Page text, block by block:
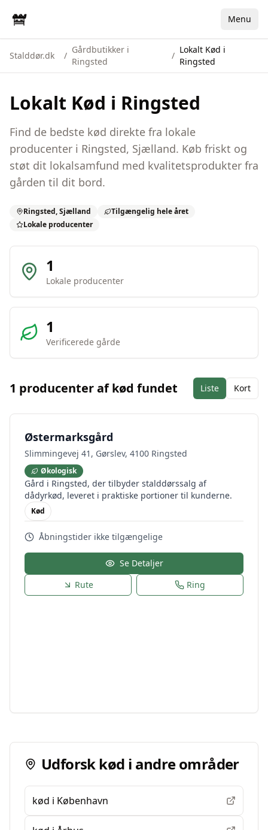
Menu
Stalddør.dk /
Gårdbutikker i
Ringsted
/
Lokalt Kød i
Ringsted
Lokalt Kød i Ringsted
Find de bedste kød direkte fra lokale
producenter i Ringsted, Sjælland. Køb friskt og
støt dit lokalsamfund med kvalitetsprodukter fra
gården til dit bord.
Ringsted,Sjælland
Tilgængelig hele året
Lokale producenter
1
Lokale producenter
1
Verificerede gårde
1 producenter afkød fundet Liste Kort
Østermarksgård
Slimmingevej 41, Gørslev, 4100 Ringsted
Økologisk
Gård i Ringsted, der tilbyder stalddørssalg af
dådyrkød, leveret i praktiske portioner til kunderne.
Kød
Åbningstider ikke tilgængelige
Se Detaljer
Rute
Ring
Udforskkød i andre områder
kød i København